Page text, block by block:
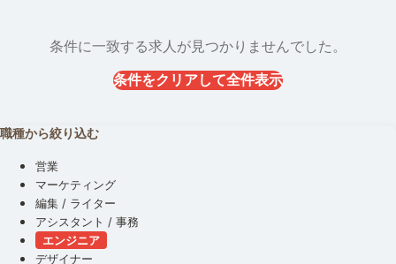
条件に一致する求人が見つかりませんでした。
条件をクリアして全件表示
職種から絞り込む
営業
マーケティング
編集 / ライター
アシスタント / 事務
エンジニア
デザイナー